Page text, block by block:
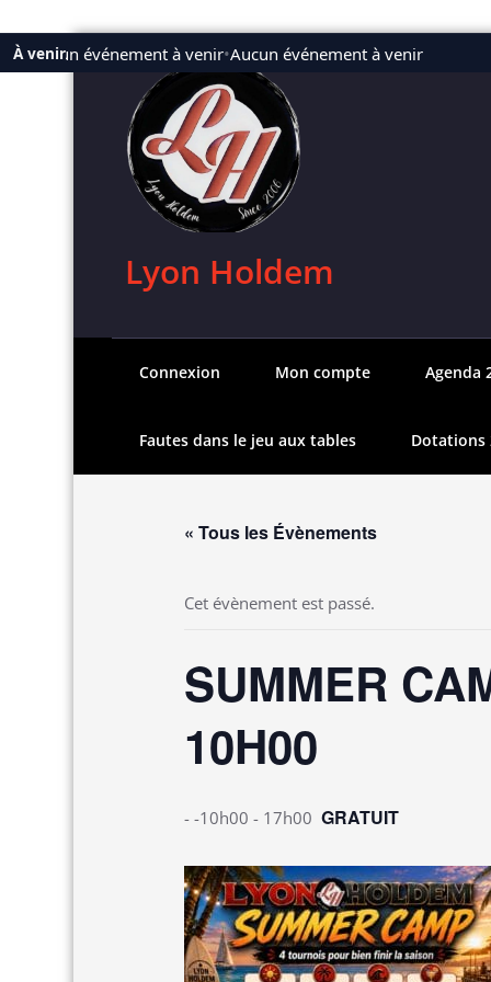
À venir
Aucun événement à venir•Aucun événement à venir
Aller
Lyon Holdem
Connexion Mon compte Agenda
Fautes dans le jeu aux tables Dotations
« Tous les Évènements
Cet évènement est passé.
SUMMER
10H00
- -10h00 - 17h00 GRATUIT